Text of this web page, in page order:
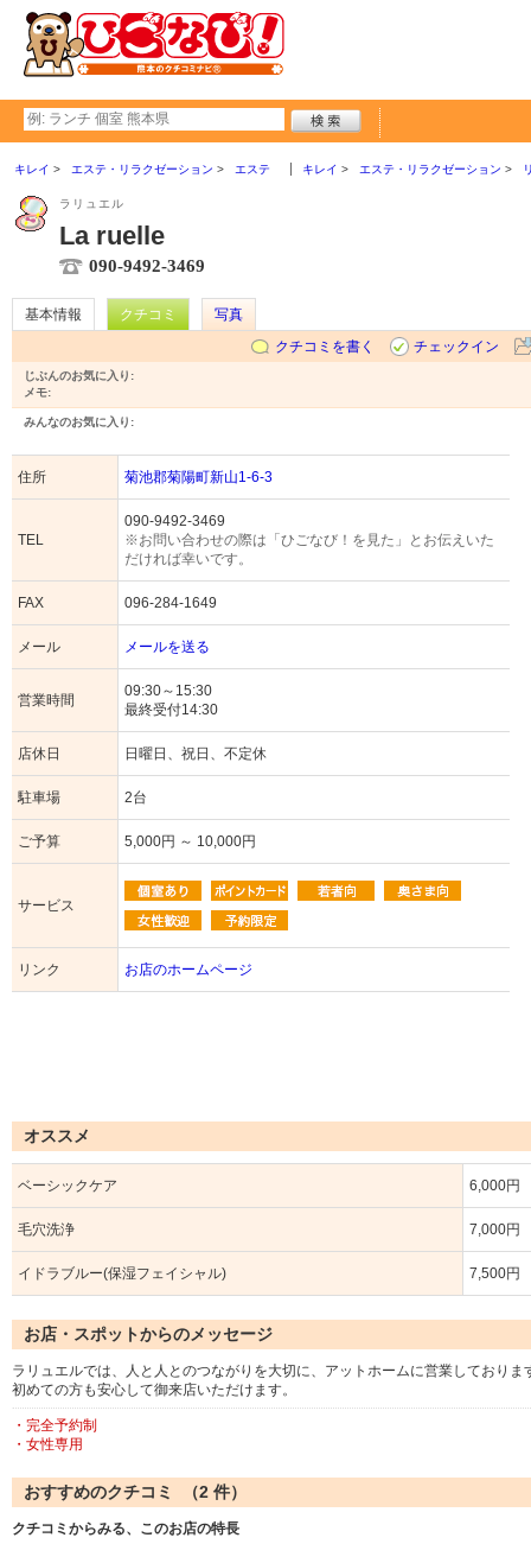
キレイ エステ・リラクゼーション エステ キレイ エステ・リラクゼーション
ラリュエル
La ruelle
090-9492-3469
基本情報 クチコミ
写真
クチコミを書く
チェックイン
じぶんのお気に入り:
メモ:
みんなのお気に入り:
住所 菊池郡菊陽町新山1-6-3
TEL
090-9492-3469
※お問い合わせの際は「ひごなび！を見た」とお伝えいた
だければ幸いです。
FAX 096-284-1649
メール メールを送る
営業時間
09:30～15:30
最終受付14:30
店休日 日曜日、祝日、不定休
駐車場 2台
ご予算 5,000円 ～ 10,000円
サービス
リンク お店のホームページ
オススメ
ベーシックケア 6,000円
毛穴洗浄 7,000円
イドラブルー(保湿フェイシャル) 7,500円
お店・スポットからのメッセージ
ラリュエルでは、人と人とのつながりを大切に、アットホームに営業しており
初めての方も安心して御来店いただけます。
・完全予約制
・女性専用
おすすめのクチコミ （2 件）
クチコミからみる、このお店の特長